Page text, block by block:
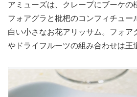
アミューズは、クレープにブーケの
フォアグラと枇杷のコンフィチュー
白い小さなお花アリッサム。フォア
やドライフルーツの組み合わせは王